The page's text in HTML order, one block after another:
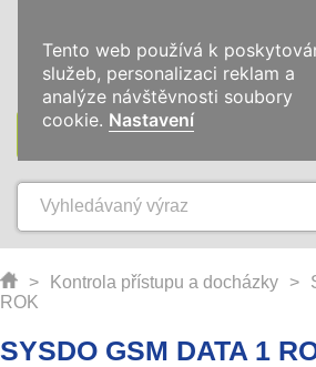
KATEGORIE
> Kontrola přístupu a docházky >
ROK
SYSDO GSM DATA 1
Tento web používá k
služeb, personalizaci reklam a
analýze návštěvnosti soubory
cookie. Nastavení